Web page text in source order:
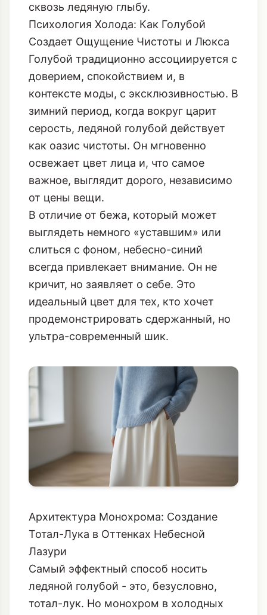
сквозь ледяную глыбу.
Психология Холода: Как Голубой
Создает Ощущение Чистоты и Люкса
Голубой традиционно ассоциируется с
доверием, спокойствием и, в
контексте моды, с эксклюзивностью. В
зимний период, когда вокруг царит
серость, ледяной голубой действует
как оазис чистоты. Он мгновенно
освежает цвет лица и, что самое
важное, выглядит дорого, независимо
от цены вещи.
В отличие от бежа, который может
выглядеть немного «уставшим» или
слиться с фоном, небесно-синий
всегда привлекает внимание. Он не
кричит, но заявляет о себе. Это
идеальный цвет для тех, кто хочет
продемонстрировать сдержанный, но
ультра-современный шик.
Архитектура Монохрома: Создание
Тотал-Лука в Оттенках Небесной
Лазури
Самый эффектный способ носить
ледяной голубой - это, безусловно,
тотал-лук. Но монохром в холодных